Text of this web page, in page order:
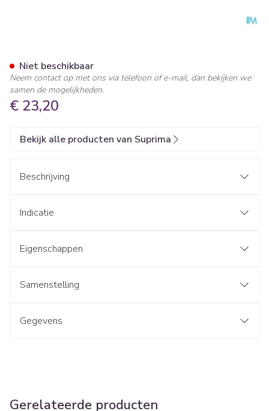
€ 23,20
Niet beschikbaar
Neem contact op met ons via telefoon of e-mail, dan bekijken we
samen de mogelijkheden.
Bekijk alle producten van Suprima
Beschrijving
Indicatie
Eigenschappen
Samenstelling
Gegevens
Gerelateerde producten